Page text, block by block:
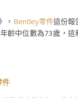
， Bentley零件這份報
齡中位數為73歲，這
件